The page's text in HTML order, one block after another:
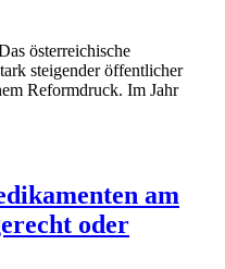
österreichische
steigender öffentlicher
Reformdruck. Im Jahr
am
oder